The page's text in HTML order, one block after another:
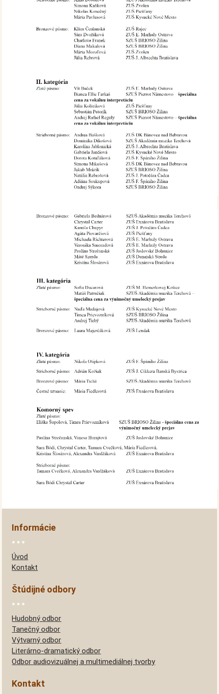
Informácie
Úvod
Kontakt
Štúdijné odbory
Hudobný odbor
Tanečný odbor
Výtvarný odbor
Literárno-dramatický odbor
Odbor audiovizuálnej a multimediálnej tvorby
Kontakt